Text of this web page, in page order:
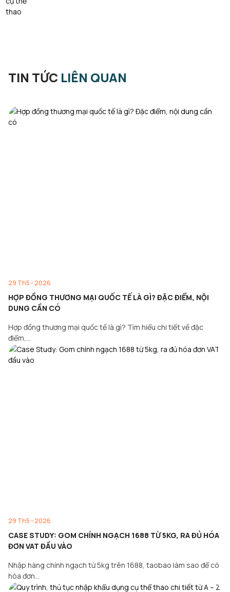
TIN TỨC LIÊN QUAN
29 Th5 - 2026
HỢP ĐỒNG THƯƠNG MẠI QUỐC TẾ LÀ GÌ? ĐẶC ĐIỂM, NỘI
DUNG CẦN CÓ
Hợp đồng thương mại quốc tế là gì? Tìm hiểu chi tiết về đặc
điểm,…
29 Th5 - 2026
CASE STUDY: GOM CHÍNH NGẠCH 1688 TỪ 5KG, RA ĐỦ HÓA
ĐƠN VAT ĐẦU VÀO
Nhập hàng chính ngạch từ 5kg trên 1688, taobao làm sao để có
hóa đơn…